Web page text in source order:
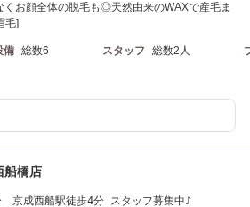
くお顔全体の脱毛も◎天然由来のWAXで産毛ま
毛]
備 総数6 スタッフ 総数2人
船橋店
京成西船駅徒歩4分 スタッフ募集中♪